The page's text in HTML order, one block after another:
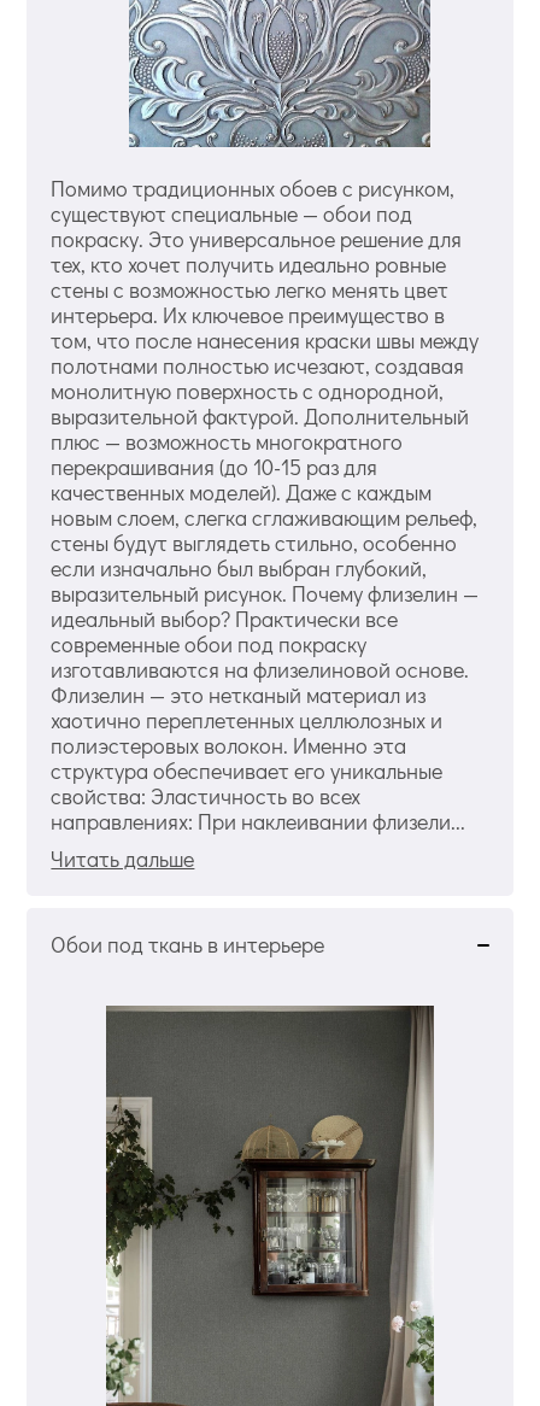
Помимо традиционных обоев с рисунком,
существуют специальные — обои под
покраску. Это универсальное решение для
тех, кто хочет получить идеально ровные
стены с возможностью легко менять цвет
интерьера. Их ключевое преимущество в
том, что после нанесения краски швы между
полотнами полностью исчезают, создавая
монолитную поверхность с однородной,
выразительной фактурой. Дополнительный
плюс — возможность многократного
перекрашивания (до 10-15 раз для
качественных моделей). Даже с каждым
новым слоем, слегка сглаживающим рельеф,
стены будут выглядеть стильно, особенно
если изначально был выбран глубокий,
выразительный рисунок. Почему флизелин —
идеальный выбор? Практически все
современные обои под покраску
изготавливаются на флизелиновой основе.
Флизелин — это нетканый материал из
хаотично переплетенных целлюлозных и
полиэстеровых волокон. Именно эта
структура обеспечивает его уникальные
свойства: Эластичность во всех
направлениях: При наклеивании флизели...
Читать дальше
Обои под ткань в интерьере